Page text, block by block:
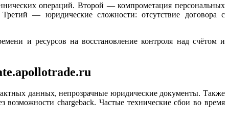
операций. Второй — компрометация персональных
— юридические сложности: отсутствие договора с
и ресурсов на восстановление контроля над счётом и
данных, непрозрачные юридические документы. Также
chargeback. Частые технические сбои во время